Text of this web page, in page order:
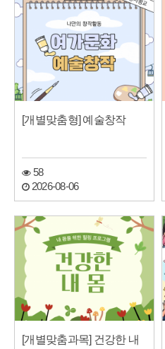
[개별맞춤형] 예술창작
58
2026-08-06
[개별맞춤과목] 건강한 내